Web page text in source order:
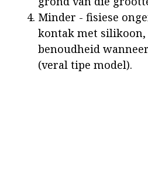
Minder - fisiese
kontak met silikoon,
benoudheid
(veral tipe model).